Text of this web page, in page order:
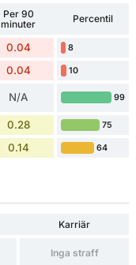
Per 90
minuter
Percentil
0.04 8
0.04 10
N/A 99
0.28 75
0.14 64
Karriär
Inga straff